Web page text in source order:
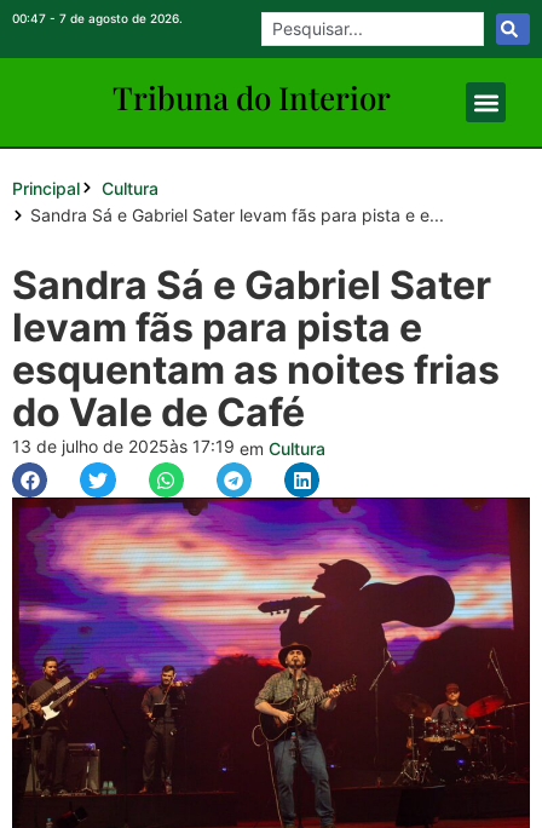
00:47 - 7 de agosto de 2026.
Tribuna do Interior
Principal
Cultura
Sandra Sá e Gabriel Sater levam fãs para pista e e...
Sandra Sá e Gabriel Sater
levam fãs para pista e
esquentam as noites frias
do Vale de Café
13 de julho de 2025às 17:19 em Cultura